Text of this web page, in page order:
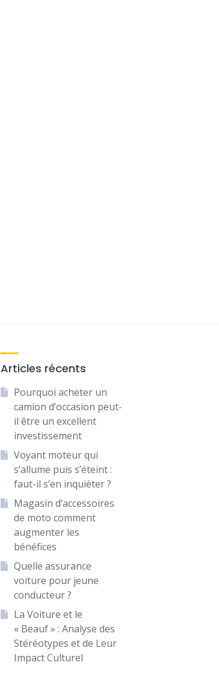
Articles récents
Pourquoi acheter un
camion d’occasion peut-
il être un excellent
investissement
Voyant moteur qui
s’allume puis s’éteint :
faut-il s’en inquiéter ?
Magasin d’accessoires
de moto comment
augmenter les
bénéfices
Quelle assurance
voiture pour jeune
conducteur ?
La Voiture et le
« Beauf » : Analyse des
Stéréotypes et de Leur
Impact Culturel